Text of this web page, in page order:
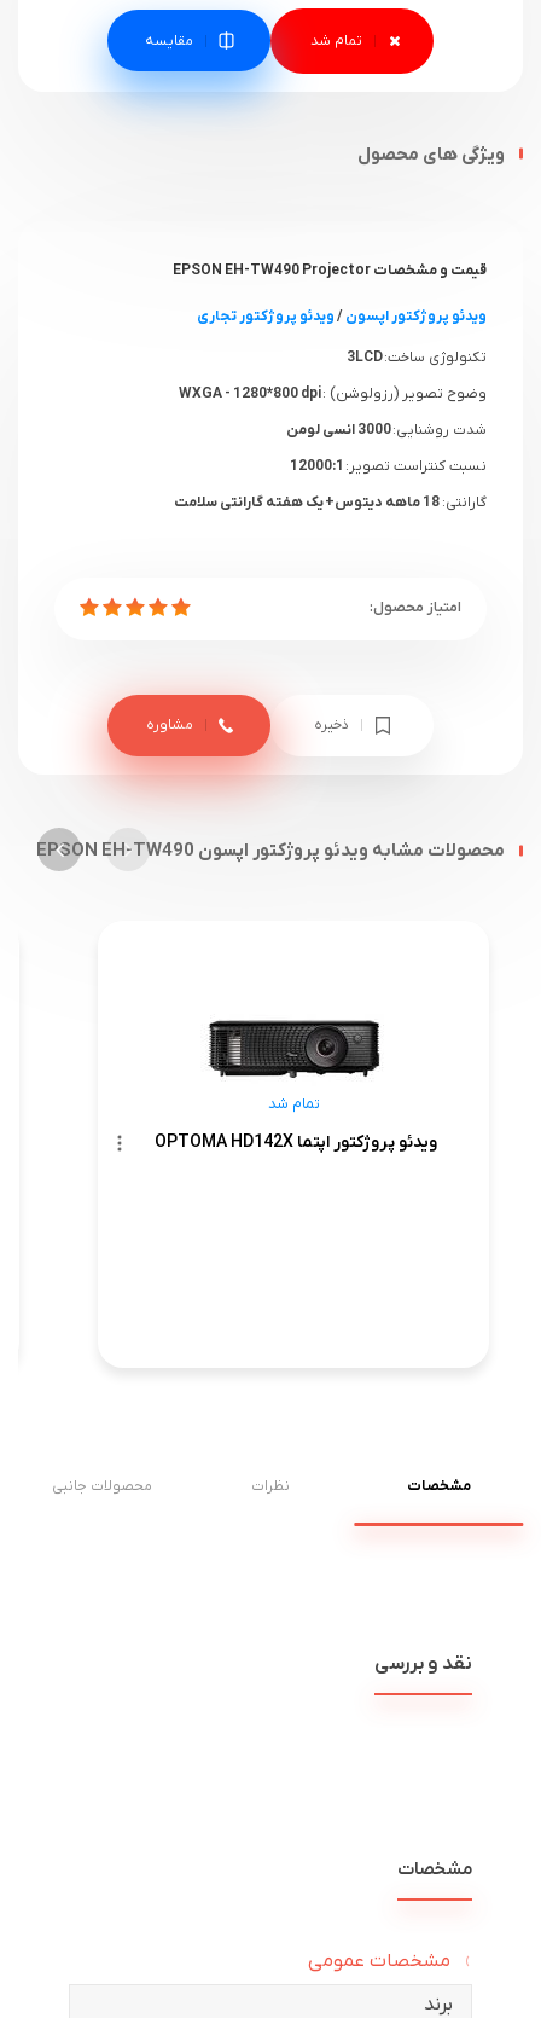
مقایسه
ویژگی های محصول
قیمت و مشخصات EPSON EH-TW490 Projector
ویدئو پروژکتور اپسون/ویدئو پروژکتور تجاری
تکنولوژی ساخت:3LCD
وضوح تصویر (رزولوشن) :
شدت روشنایی:3000 انسی لومن
نسبت کنتراست تصویر:
گارانتی:
ذخیره مشاوره
محصولات مشابه ویدئو پروژکتور اپسون EPSON EH-TW490
ویدئو پروژکتور اپتما OPTOMA HD142X
تمام شد
مشخصات نظرات محصولات جانبی
نقد و بررسی
مشخصات
مشخصات عمومی
برند